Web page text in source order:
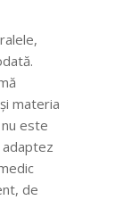
materia
este
adaptez
de